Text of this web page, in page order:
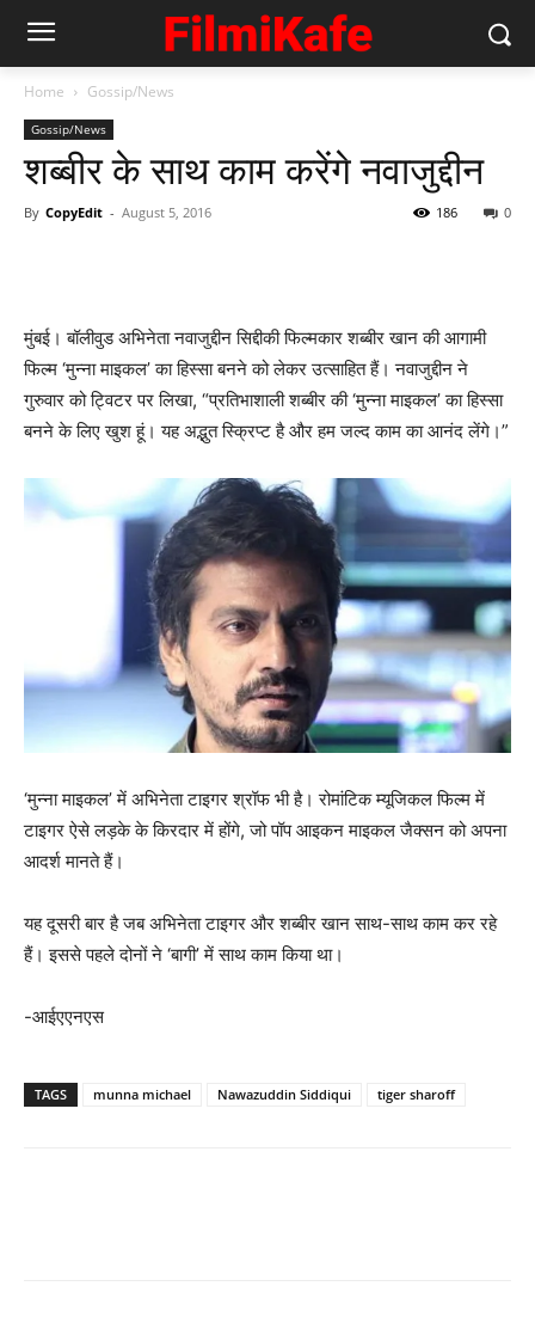
Home Gossip/News
Gossip/News
शब्‍बीर के साथ काम करेंगे नवाजुद्दीन
By CopyEdit - August 5, 2016 0
186
मुंबई। बॉलीवुड अभिनेता नवाजुद्दीन सिद्दीकी फिल्मकार शब्बीर खान की आगामी
फिल्म ‘मुन्ना माइकल’ का हिस्सा बनने को लेकर उत्साहित हैं। नवाजुद्दीन ने
गुरुवार को ट्विटर पर लिखा, “प्रतिभाशाली शब्बीर की ‘मुन्ना माइकल’ का हिस्सा
बनने के लिए खुश हूं। यह अद्भुत स्क्रिप्ट है और हम जल्द काम का आनंद लेंगे।”
‘मुन्ना माइकल’ में अभिनेता टाइगर श्रॉफ भी है। रोमांटिक म्यूजिकल फिल्म में
टाइगर ऐसे लड़के के किरदार में होंगे, जो पॉप आइकन माइकल जैक्सन को अपना
आदर्श मानते हैं।
यह दूसरी बार है जब अभिनेता टाइगर और शब्बीर खान साथ-साथ काम कर रहे
हैं। इससे पहले दोनों ने ‘बागी’ में साथ काम किया था।
-आईएएनएस
TAGS munna michael Nawazuddin Siddiqui tiger sharoff